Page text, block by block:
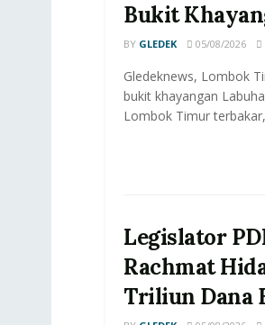
Bukit
BY GLEDEK 05/08/2026
Gledeknews, Lombok
bukit khayangan
Lombok Timur
Legislator
Rachmat
Triliun Dana